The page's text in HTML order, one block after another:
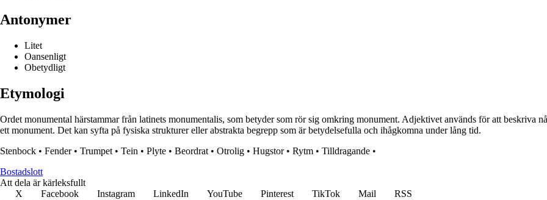
Antonymer
Litet
Oansenligt
Obetydligt
Etymologi
Ordet monumental härstammar från latinets monumentalis, som betyder som rör sig omkring monument. Adjektivet används för att beskriva
ett monument. Det kan syfta på fysiska strukturer eller abstrakta begrepp som är betydelsefulla och ihågkomna under lång tid.
Stenbock • Fender• Trumpet • Tein • Plyte • Beordrat • Otrolig • Hugstor• Rytm • Tilldragande •
Bostadslott
Att dela är kärleksfullt
X
Facebook Instagram LinkedIn YouTube Pinterest TikTok Mail
RSS